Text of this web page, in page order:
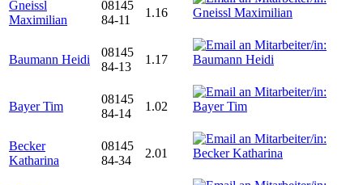
Gneissl
Maximilian
08145
84-11
1.16
Baumann Heidi
08145
84-13
1.17
Bayer Tim
08145
84-14
1.02
Becker
Katharina
08145
84-34
2.01